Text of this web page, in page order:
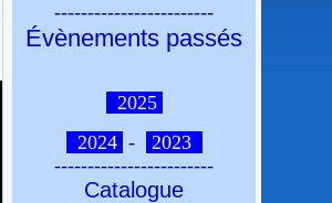
------------------------
Évènements passés
2025
2024 -
2023
------------------------
Catalogue